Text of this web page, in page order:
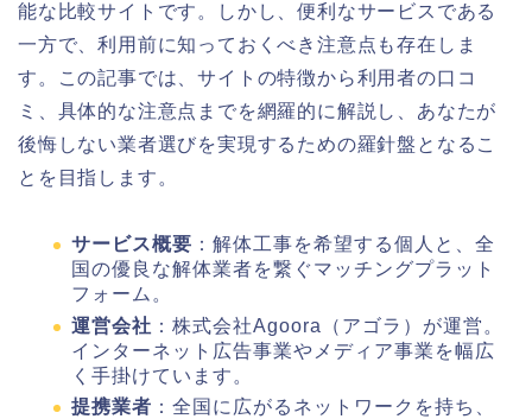
能な比較サイトです。しかし、便利なサービスである
一方で、利用前に知っておくべき注意点も存在しま
す。この記事では、サイトの特徴から利用者の口コ
ミ、具体的な注意点までを網羅的に解説し、あなたが
後悔しない業者選びを実現するための羅針盤となるこ
とを目指します。
サービス概要 ：解体工事を希望する個人と、全
国の優良な解体業者を繋ぐマッチングプラット
フォーム。
運営会社 ：株式会社Agoora（アゴラ）が運営。
インターネット広告事業やメディア事業を幅広
く手掛けています。
提携業者 ：全国に広がるネットワークを持ち、